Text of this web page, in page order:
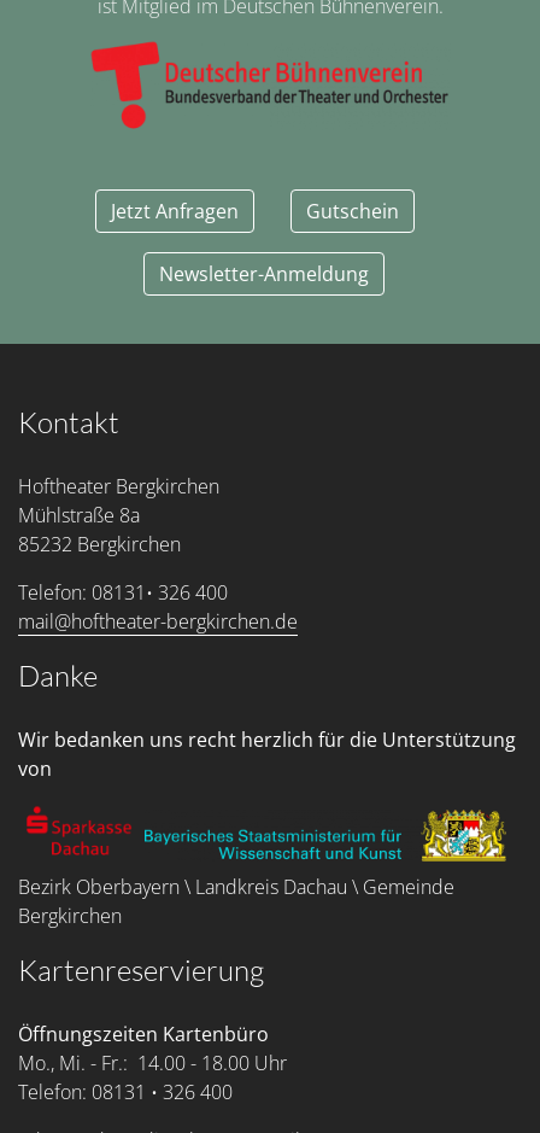
ist Mitglied im Deutschen Bühnenverein.
Jetzt Anfragen Gutschein
Newsletter-Anmeldung
Kontakt
Hoftheater Bergkirchen
Mühlstraße 8a
85232 Bergkirchen
Telefon: 08131• 326 400
mail@hoftheater-bergkirchen.de
Danke
Wir bedanken uns recht herzlich für die Unterstützung
von
Bezirk Oberbayern \ Landkreis Dachau \ Gemeinde
Bergkirchen
Kartenreservierung
Öffnungszeiten Kartenbüro
Mo., Mi. - Fr.: 14.00 - 18.00 Uhr
Telefon: 08131 • 326 400